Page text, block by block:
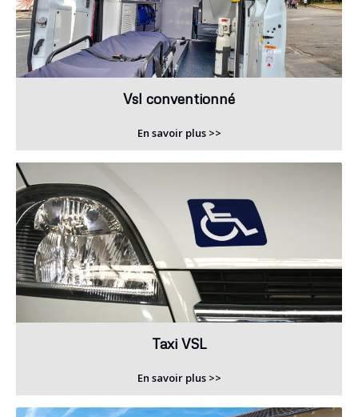
Vsl conventionné
En savoir plus >>
Taxi VSL
En savoir plus >>